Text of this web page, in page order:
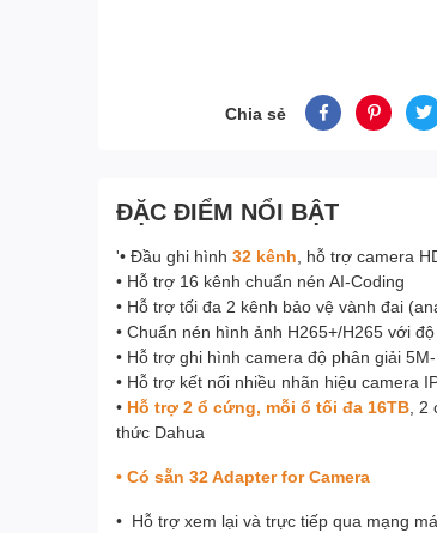
Chia sẻ
ĐẶC ĐIỂM NỔI BẬT
'• Đầu ghi hình 32 kênh , hỗ trợ camera
• Hỗ trợ 16 kênh chuẩn nén AI-Coding
• Hỗ trợ tối đa 2 kênh bảo vệ vành đai
• Chuẩn nén hình ảnh H265+/H265 với
• Hỗ trợ ghi hình camera độ phân giải
• Hỗ trợ kết nối nhiều nhãn hiệu camera
• Hỗ trợ 2 ổ cứng, mỗi ổ tối đa 16TB ,
thức Dahua
• Có sẵn 32 Adapter for Camera
• Hỗ trợ xem lại và trực tiếp qua mạng